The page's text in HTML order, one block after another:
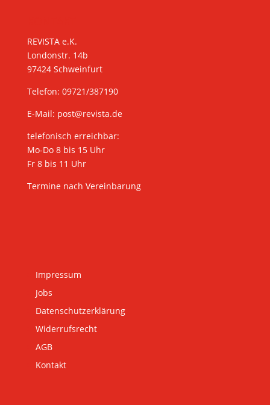
REVISTA e.K.
Londonstr. 14b
97424 Schweinfurt
Telefon: 09721/387190
E-Mail: post@revista.de
telefonisch erreichbar:
Mo-Do 8 bis 15 Uhr
Fr 8 bis 11 Uhr
Termine nach Vereinbarung
Impressum
Jobs
Datenschutzerklärung
Widerrufsrecht
AGB
Kontakt